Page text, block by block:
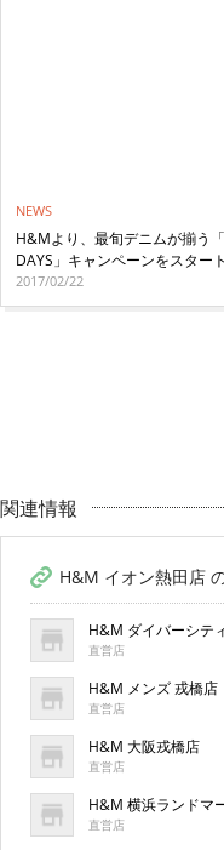
NEWS
H&Mより、最旬デニムが揃う
DAYS」キャンペーンをスタート
2017/02/22
関連情報
H&M イオン熱田店
H&M ダイバーシテ
直営店
H&M メンズ 戎橋店
直営店
H&M 大阪戎橋店
直営店
H&M 横浜ランドマ
直営店